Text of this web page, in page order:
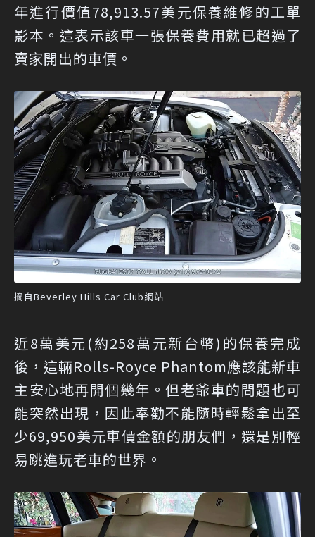
年進行價值78,913.57美元保養維修的工單
影本。這表示該車一張保養費用就已超過了
賣家開出的車價。
摘自Beverley Hills Car Club網站
近8萬美元(約258萬元新台幣)的保養完成
後，這輛Rolls-Royce Phantom應該能新車
主安心地再開個幾年。但老爺車的問題也可
能突然出現，因此奉勸不能隨時輕鬆拿出至
少69,950美元車價金額的朋友們，還是別輕
易跳進玩老車的世界。